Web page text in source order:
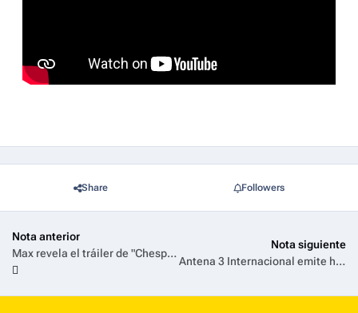
Share Followers
Nota anterior
Max revela el tráiler de "Chespirito: Sin Querer Queriendo", su próxima serie biográfica original
Nota siguiente
Antena 3 Internacional emite hoy, 6 de mayo, la entrevista exclusiva con el actor de Hollywood Richard Gere